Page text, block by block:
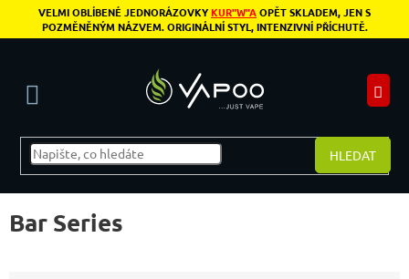
Přejít na obsah
VELMI OBLÍBENÉ JEDNORÁZOVKYKUR"W"AOPĚT SKLADEM, JEN S
POZMĚNĚNÝM NÁZVEM. ORIGINÁLNÍ STYL, INTENZIVNÍ PŘÍCHUTĚ.
HLEDAT
Bar Series